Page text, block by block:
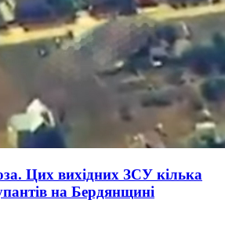
Цих вихідних ЗСУ кілька
на Бердянщині